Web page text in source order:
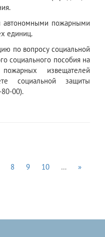
автономными пожарными
единиц.
по вопросу социальной
социального пособия на
извещателей
социальной защиты
80-00).
8 9 10 …
»